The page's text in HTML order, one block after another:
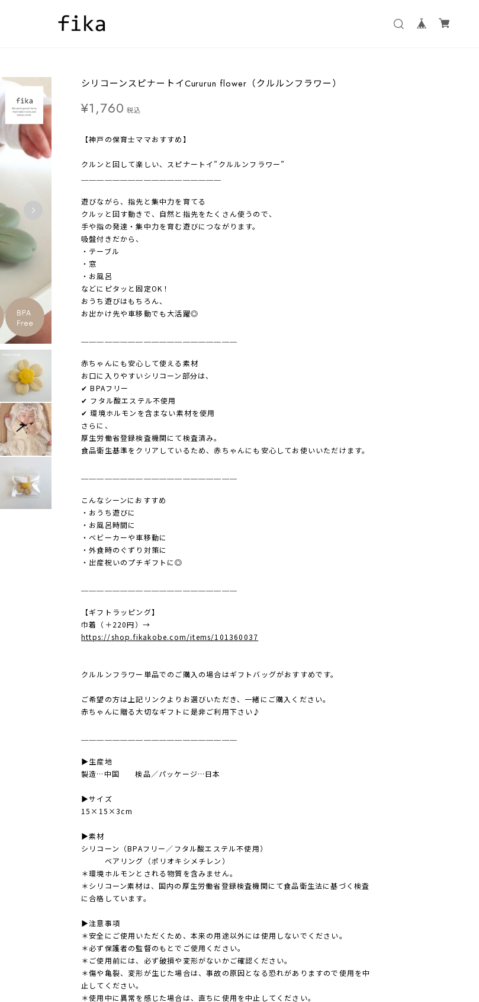
シリコーンスピナートイCururun flower（クルルンフラワー）
¥1,760 税込
【神戸の保育士ママおすすめ】
クルンと回して楽しい、スピナートイ”クルルンフラワー”
遊びながら、指先と集中力を育てる
クルッと回す動きで、自然と指先をたくさん使うので、
手や指の発達・集中力を育む遊びにつながります。
吸盤付きだから、
・テーブル
・窓
・お風呂
などにピタッと固定OK！
おうち遊びはもちろん、
お出かけ先や車移動でも大活躍◎
赤ちゃんにも安心して使える素材
お口に入りやすいシリコーン部分は、
✔ BPAフリー
✔ フタル酸エステル不使用
✔ 環境ホルモンを含まない素材を使用
さらに、
厚生労働省登録検査機関にて検査済み。
食品衛生基準をクリアしているため、赤ちゃんにも安心してお使いいただけます。
こんなシーンにおすすめ
・おうち遊びに
・お風呂時間に
・ベビーカーや車移動に
・外食時のぐずり対策に
・出産祝いのプチギフトに◎
【ギフトラッピング】
巾着（＋220円）→
https://shop.fikakobe.com/items/101360037
クルルンフラワー単品でのご購入の場合はギフトバッグがおすすめです。
ご希望の方は上記リンクよりお選びいただき、一緒にご購入ください。
赤ちゃんに贈る大切なギフトに是非ご利用下さい♪
▶︎生産地
製造…中国 検品／パッケージ…日本
▶︎サイズ
15×15×3cm
▶︎素材
シリコーン（BPAフリー／フタル酸エステル不使用）
ベアリング（ポリオキシメチレン）
＊環境ホルモンとされる物質を含みません。
＊シリコーン素材は、国内の厚生労働省登録検査機関にて食品衛生法に基づく検査
に合格しています。
▶︎注意事項
＊安全にご使用いただくため、本来の用途以外には使用しないでください。
＊必ず保護者の監督のもとでご使用ください。
＊ご使用前には、必ず破損や変形がないかご確認ください。
＊傷や亀裂、変形が生じた場合は、事故の原因となる恐れがありますので使用を中
止してください。
＊使用中に異常を感じた場合は、直ちに使用を中止してください。